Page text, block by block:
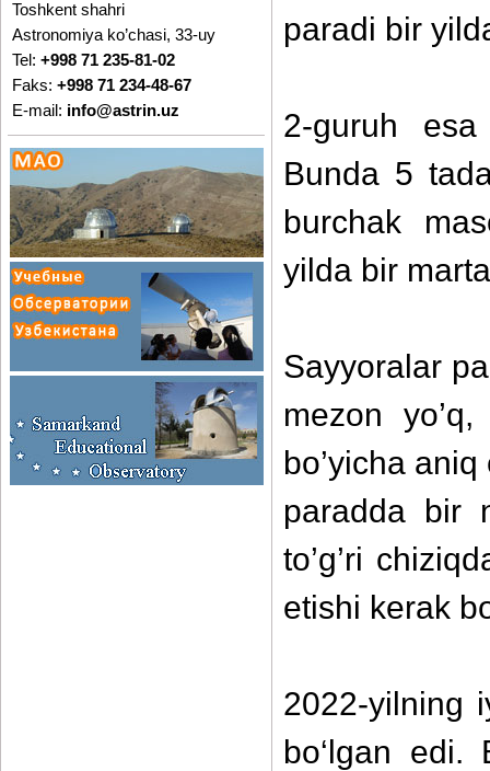
Toshkent shahri
Astronomiya ko’chasi, 33-uy
Tel: +998 71 235-81-02
Faks: +998 71 234-48-67
E-mail: info@astrin.uz
paradi bir
2-guruh
Bunda 5
burchak
yilda bir
Sayyoralar
mezon
bo’yicha
paradda bir
to’g’ri
etishi kerak
2022-yilning
bo‘lgan edi.